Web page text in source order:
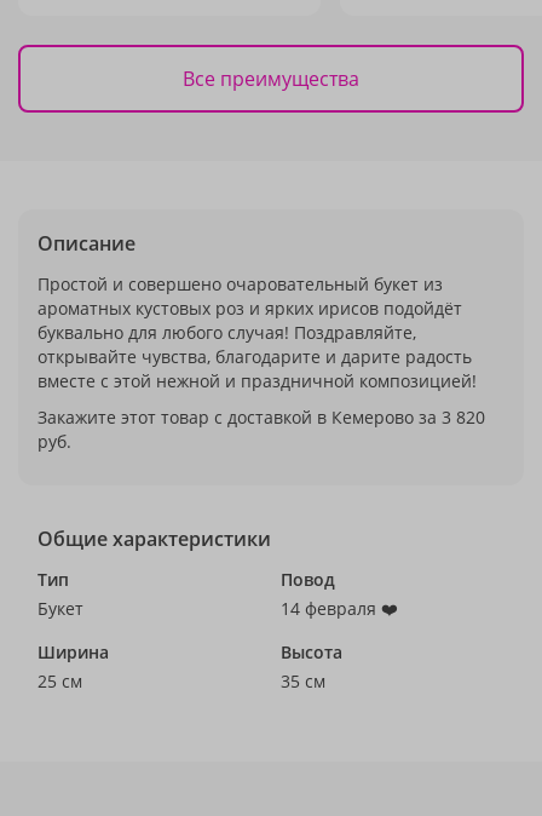
Все преимущества
Описание
Простой и совершено очаровательный букет из
ароматных кустовых роз и ярких ирисов подойдёт
буквально для любого случая! Поздравляйте,
открывайте чувства, благодарите и дарите радость
вместе с этой нежной и праздничной композицией!
Закажите этот товар с доставкой в Кемерово за 3 820
руб.
Общие характеристики
Тип
Букет
Повод
14 февраля ❤️
Ширина
25 см
Высота
35 см